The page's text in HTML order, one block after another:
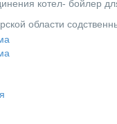
котел- бойлер
области